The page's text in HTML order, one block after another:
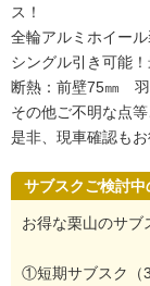
ス！
全輪アルミホイール
シングル引き可能
断熱：前壁75㎜
その他ご不明な点
是非、現車確認も
サブスクご検討中
お得な栗山のサブ
①短期サブスク（3